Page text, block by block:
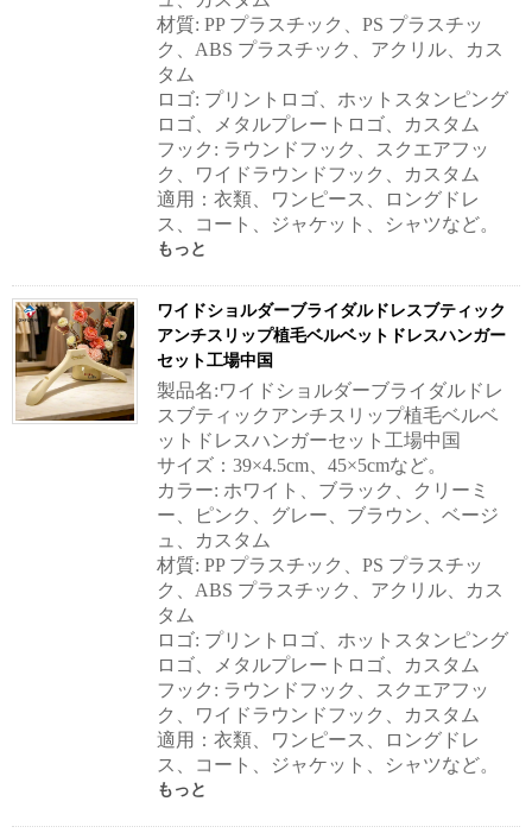
材質: PP プラスチック、PS プラスチッ
ク、ABS プラスチック、アクリル、カス
タム
ロゴ: プリントロゴ、ホットスタンピング
ロゴ、メタルプレートロゴ、カスタム
フック: ラウンドフック、スクエアフッ
ク、ワイドラウンドフック、カスタム
適用：衣類、ワンピース、ロングドレ
ス、コート、ジャケット、シャツなど。
もっと
ワイドショルダーブライダルドレスブティック
アンチスリップ植毛ベルベットドレスハンガー
セット工場中国
製品名:ワイドショルダーブライダルドレ
スブティックアンチスリップ植毛ベルベ
ットドレスハンガーセット工場中国
サイズ：39×4.5cm、45×5cmなど。
カラー: ホワイト、ブラック、クリーミ
ー、ピンク、グレー、ブラウン、ベージ
ュ、カスタム
材質: PP プラスチック、PS プラスチッ
ク、ABS プラスチック、アクリル、カス
タム
ロゴ: プリントロゴ、ホットスタンピング
ロゴ、メタルプレートロゴ、カスタム
フック: ラウンドフック、スクエアフッ
ク、ワイドラウンドフック、カスタム
適用：衣類、ワンピース、ロングドレ
ス、コート、ジャケット、シャツなど。
もっと